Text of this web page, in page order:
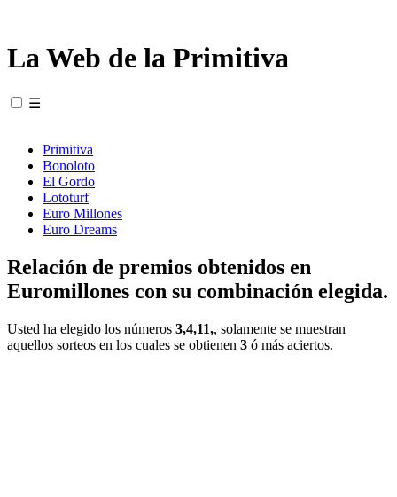
La Web de la Primitiva
☰
Primitiva
Bonoloto
El Gordo
Lototurf
Euro Millones
Euro Dreams
Relación de premios obtenidos en
Euromillones con su combinación elegida.
Usted ha elegido los números 3,4,11,, solamente se muestran
aquellos sorteos en los cuales se obtienen 3 ó más aciertos.